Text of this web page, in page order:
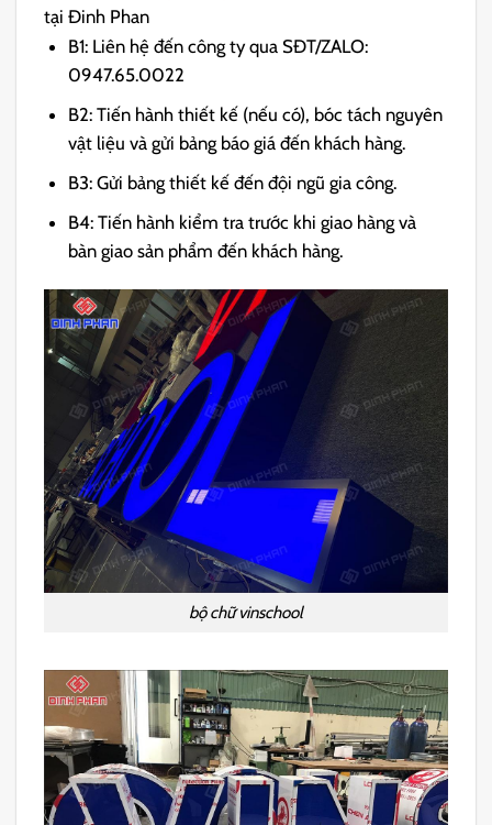
tại Đinh Phan
B1: Liên hệ đến công ty qua SĐT/ZALO:
0947.65.0022
B2: Tiến hành thiết kế (nếu có), bóc tách nguyên
vật liệu và gửi bảng báo giá đến khách hàng.
B3: Gửi bảng thiết kế đến đội ngũ gia công.
B4: Tiến hành kiểm tra trước khi giao hàng và
bàn giao sản phẩm đến khách hàng.
bộ chữ vinschool